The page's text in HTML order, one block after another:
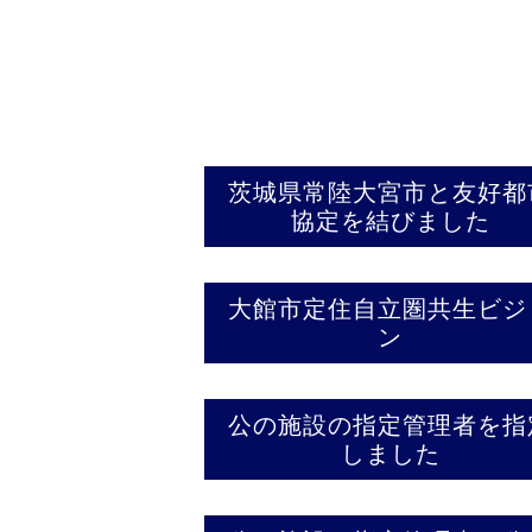
茨城県常陸大宮市と友好
協定を結びました
大館市定住自立圏共生ビ
ン
公の施設の指定管理者を
しました